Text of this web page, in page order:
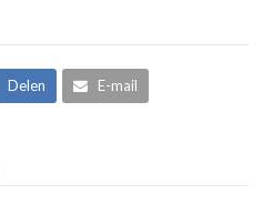
Delen E-mail